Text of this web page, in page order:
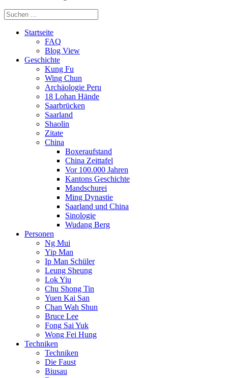
Startseite
FAQ
Blog View
Geschichte
Kung Fu
Wing Chun
Archäologie Peru
18 Lohan Hände
Saarbrücken
Saarland
Shaolin
Zitate
China
Boxeraufstand
China Zeittafel
Vor 100.000 Jahren
Kantons Geschichte
Mandschurei
Ming Dynastie
Saarland und China
Sinologie
Wudang Berg
Personen
Ng Mui
Yip Man
Ip Man Schüler
Leung Sheung
Lok Yiu
Chu Shong Tin
Yuen Kai San
Chan Wah Shun
Bruce Lee
Fong Sai Yuk
Wong Fei Hung
Techniken
Techniken
Die Faust
Biusau